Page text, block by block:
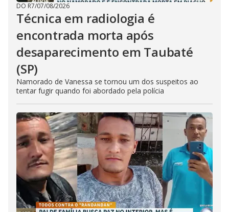
DO R7/07/08/2026
Técnica em radiologia é
encontrada morta após
desaparecimento em Taubaté
(SP)
Namorado de Vanessa se tornou um dos suspeitos ao
tentar fugir quando foi abordado pela polícia